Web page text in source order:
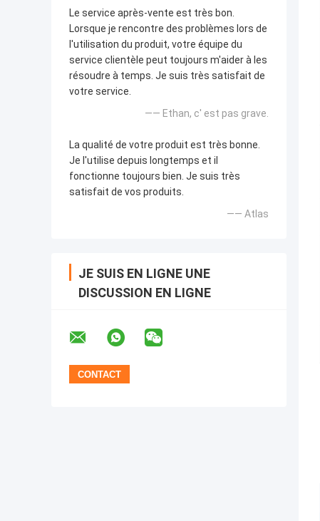
Le service après-vente est très bon.
Lorsque je rencontre des problèmes lors de
l'utilisation du produit, votre équipe du
service clientèle peut toujours m'aider à les
résoudre à temps. Je suis très satisfait de
votre service.
—— Ethan, c' est pas grave.
La qualité de votre produit est très bonne.
Je l'utilise depuis longtemps et il
fonctionne toujours bien. Je suis très
satisfait de vos produits.
—— Atlas
JE SUIS EN LIGNE UNE
DISCUSSION EN LIGNE